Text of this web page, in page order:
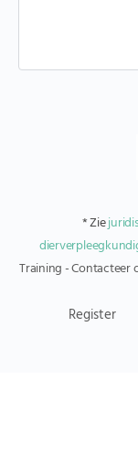
* Zie
Training - Contacteer
Register